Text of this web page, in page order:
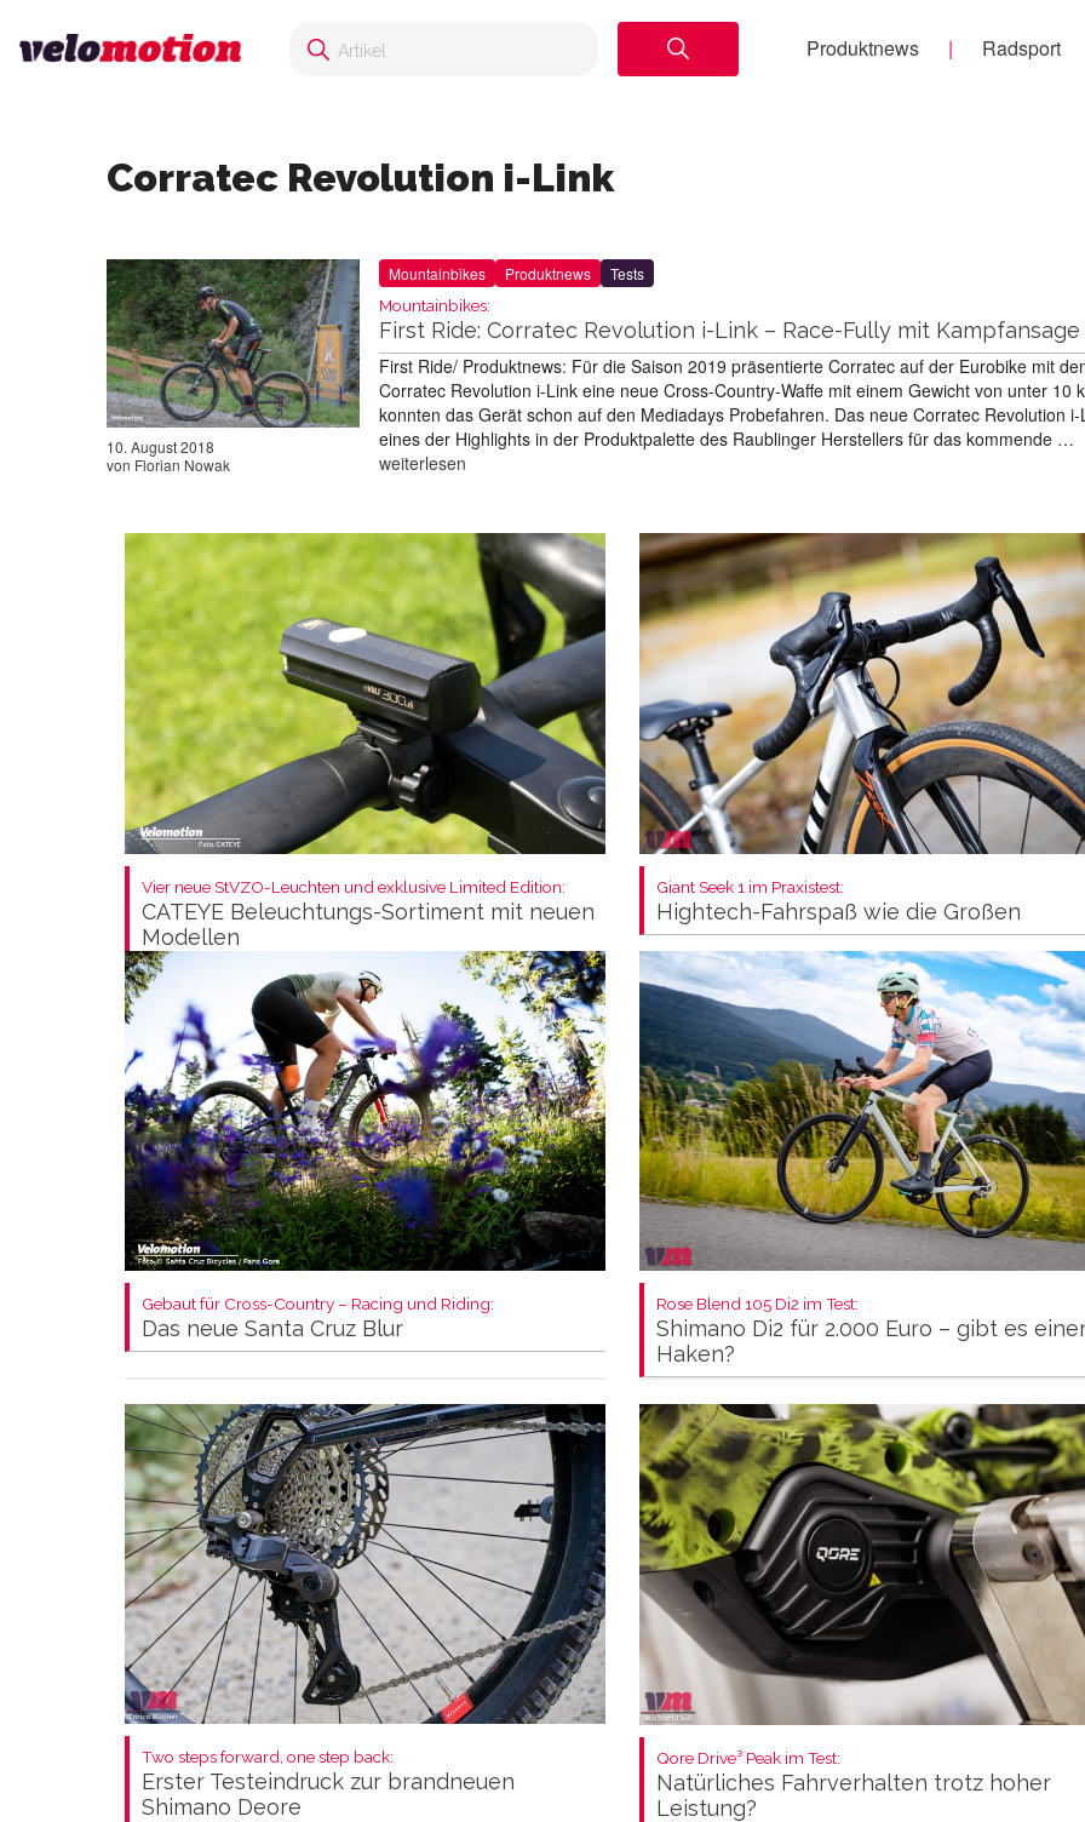
Produktnews Radsport
Corratec Revolution i-Link
10. August 2018
von Florian Nowak
Mountainbikes Produktnews Tests
Mountainbikes:
First Ride: Corratec Revolution i-Link – Race-Fully mit Kampfansage
First Ride/ Produktnews: Für die Saison 2019 präsentierte Corratec auf der Eurobike mit
Corratec Revolution i-Link eine neue Cross-Country-Waffe mit einem Gewicht von unter 10
konnten das Gerät schon auf den Mediadays Probefahren. Das neue Corratec Revolution i-
eines der Highlights in der Produktpalette des Raublinger Herstellers für das kommende …
weiterlesen
Vier neue StVZO-Leuchten und exklusive Limited Edition:
CATEYE Beleuchtungs-Sortiment mit neuen
Modellen
Giant Seek 1 im Praxistest:
Hightech-Fahrspaß wie die Großen
Gebaut für Cross-Country – Racing und Riding:
Das neue Santa Cruz Blur
Rose Blend 105 Di2 im Test:
Shimano Di2 für 2.000 Euro – gibt es
Haken?
Two steps forward, one step back:
Erster Testeindruck zur brandneuen
Shimano Deore
Qore Drive³ Peak im Test:
Natürliches Fahrverhalten trotz hoher
Leistung?